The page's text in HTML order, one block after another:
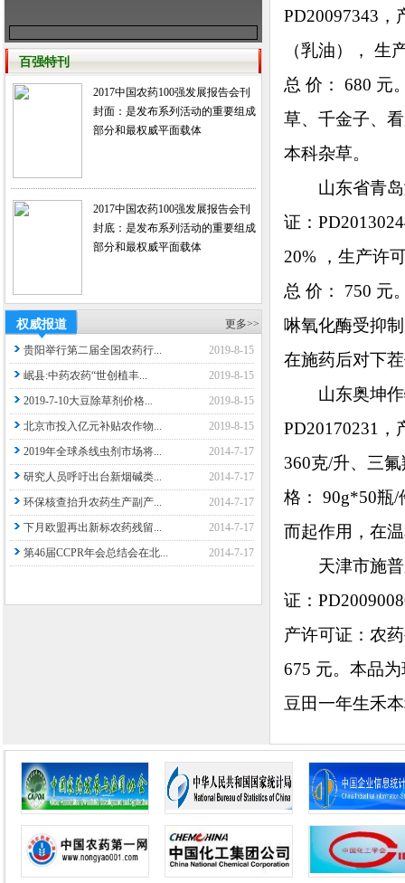
百强特刊
2017中国农药100强发展报告会刊
封面：是发布系列活动的重要组成
部分和最权威平面载体
2017中国农药100强发展报告会刊
封底：是发布系列活动的重要组成
部分和最权威平面载体
权威报道 更多>>
贵阳举行第二届全国农药行...
2019-8-15
岷县:中药农药“世创植丰...
2019-8-15
2019-7-10大豆除草剂价格...
2019-8-15
北京市投入亿元补贴农作物...
2019-8-15
2019年全球杀线虫剂市场将...
2014-7-17
研究人员呼吁出台新烟碱类...
2014-7-17
环保核查抬升农药生产副产...
2014-7-17
下月欧盟再出新标农药残留...
2014-7-17
第46届CCPR年会总结会在北...
2014-7-17
PD20097343，
（乳油）， 生
总 价： 680 元
草、千金子、
本科杂草。
山东省青岛
证：
20% ，生产许
总 价： 750 元
啉氧化酶受抑
在施药后对下
山东奥坤作
PD20170231，
360克/升、三
格： 90g*50瓶/
而起作用，在
天津市施普
证：
产许可证：农
675 元。本品
豆田一年生禾